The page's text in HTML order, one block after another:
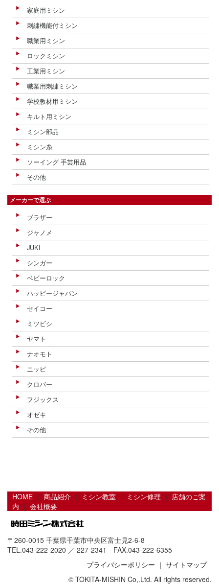
家庭用ミシン
刺繍機能付ミシン
職業用ミシン
ロックミシン
工業用ミシン
職業用刺繍ミシン
学校教材用ミシン
キルト用ミシン
ミシン部品
ミシン糸
ソーイング 手芸用品
その他
メーカーで選ぶ
ブラザー
ジャノメ
JUKI
シンガー
ベビーロック
ハッピージャパン
セイコー
ミツビシ
ヤマト
ナオモト
ニッピ
クロバー
フジックス
オゼキ
その他
HOME ｜ 商品紹介 ｜ ミシン教室 ｜ ミシン修理 ｜ 店舗のご案
内 ｜ 会社概要
〒260-0015 千葉県千葉市中央区富士見2-6-8
TEL.043-222-2020 ／ 227-2341 FAX.043-222-6355
プライバシーポリシー ｜ サイトマップ
© TOKITA-MISHIN Co,.Ltd. All rights reserved.